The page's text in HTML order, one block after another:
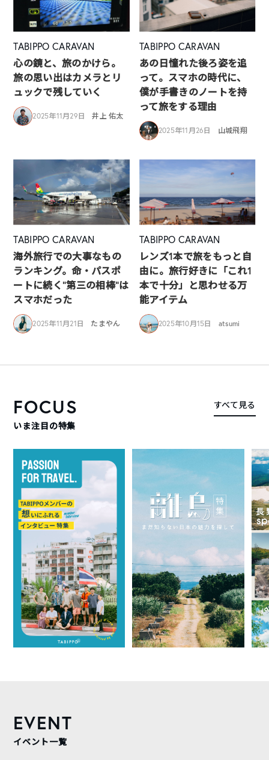
TABIPPO CARAVAN
心の鏡と、旅のかけら。
旅の思い出はカメラとリ
ュックで残していく
2025年11月29日 井上 佑太
TABIPPO CARAVAN
あの日憧れた後ろ姿を追
って。スマホの時代に、
僕が手書きのノートを持
って旅をする理由
2025年11月26日 山城飛翔
TABIPPO CARAVAN
海外旅行での大事なもの
ランキング。命・パスポ
ートに続く“第三の相棒”は
スマホだった
2025年11月21日 たまやん
TABIPPO CARAVAN
レンズ1本で旅をもっと自
由に。旅行好きに「これ1
本で十分」と思わせる万
能アイテム
2025年10月15日 atsumi
FOCUS
いま注目の特集
すべて見る
EVENT
イベント一覧